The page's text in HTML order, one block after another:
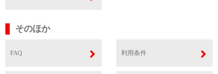
そのほか
FAQ 利用条件